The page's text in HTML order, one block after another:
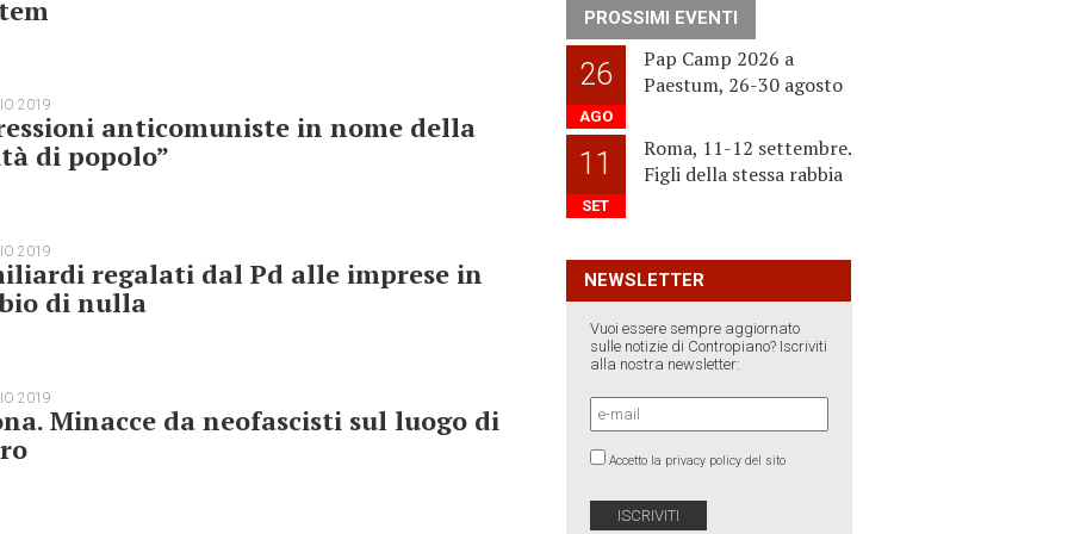
2019
anticomuniste in nome della
di popolo”
2019
regalati dal Pd alle imprese in
di nulla
2019
Minacce da neofascisti sul luogo di
PROSSIMI EVENTI
26
AGO
Pap Camp 2026 a
Paestum, 26-30 agosto
11
SET
Roma, 11-12 settembre.
Figli della stessa rabbia
NEWSLETTER
Vuoi essere sempre aggiornato
sulle notizie di Contropiano? Iscriviti
alla nostra newsletter:
Accetto la privacy policy del sito